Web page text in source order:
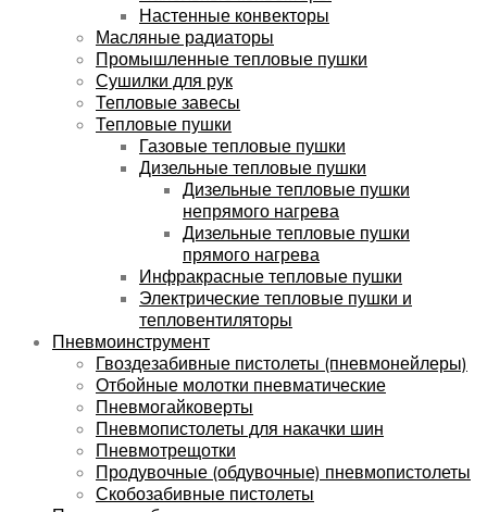
Настенные конвекторы
Масляные радиаторы
Промышленные тепловые пушки
Сушилки для рук
Тепловые завесы
Тепловые пушки
Газовые тепловые пушки
Дизельные тепловые пушки
Дизельные тепловые пушки
непрямого нагрева
Дизельные тепловые пушки
прямого нагрева
Инфракрасные тепловые пушки
Электрические тепловые пушки и
тепловентиляторы
Пневмоинструмент
Гвоздезабивные пистолеты (пневмонейлеры)
Отбойные молотки пневматические
Пневмогайковерты
Пневмопистолеты для накачки шин
Пневмотрещотки
Продувочные (обдувочные) пневмопистолеты
Скобозабивные пистолеты